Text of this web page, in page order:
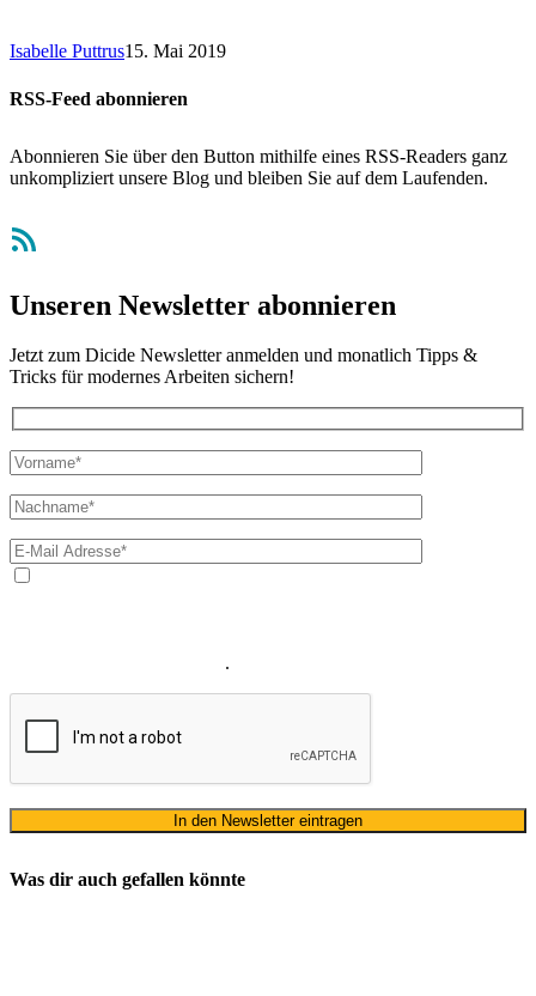
Isabelle Puttrus15. Mai 2019
RSS-Feed abonnieren
Abonnieren Sie über den Button mithilfe eines RSS-Readers ganz
unkompliziert unsere Blog und bleiben Sie auf dem Laufenden.
RSS-Feed
Unseren Newsletter abonnieren
Jetzt zum Dicide Newsletter anmelden und monatlich Tipps &
Tricks für modernes Arbeiten sichern!
.
Was dir auch gefallen könnte